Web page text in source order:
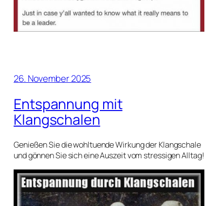
26. November 2025
Entspannung mit
Klangschalen
Genießen Sie die wohltuende Wirkung der Klangschale
und gönnen Sie sich eine Auszeit vom stressigen Alltag!